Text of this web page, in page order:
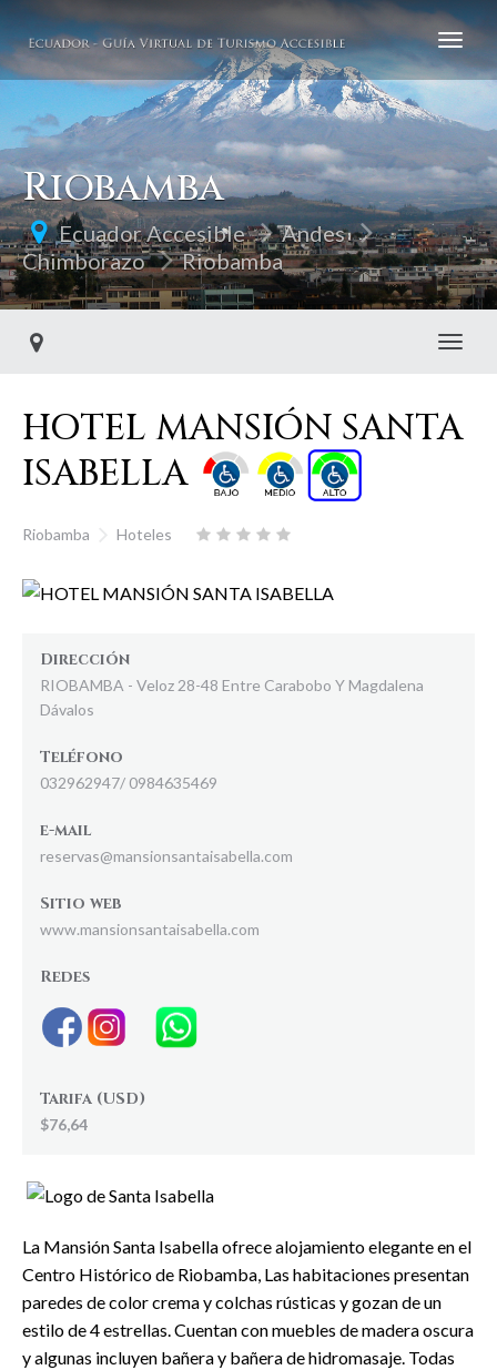
Riobamba
Ecuador Accesible
Andes
Chimborazo
Riobamba
HOTEL MANSIÓN SANTA
ISABELLA
Riobamba Hoteles
Dirección
RIOBAMBA - Veloz 28-48 Entre Carabobo Y Magdalena
Dávalos
Teléfono
032962947/ 0984635469
e-mail
reservas@mansionsantaisabella.com
Sitio web
www.mansionsantaisabella.com
Redes
Tarifa (USD)
$76,64
La Mansión Santa Isabella ofrece alojamiento elegante en el
Centro Histórico de Riobamba, Las habitaciones presentan
paredes de color crema y colchas rústicas y gozan de un
estilo de 4 estrellas. Cuentan con muebles de madera oscura
y algunas incluyen bañera y bañera de hidromasaje. Todas